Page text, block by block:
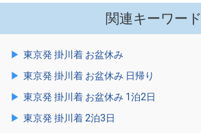
関連キーワード
東京発 掛川着 お盆休み
東京発 掛川着 お盆休み 日帰り
東京発 掛川着 お盆休み 1泊2日
東京発 掛川着 2泊3日